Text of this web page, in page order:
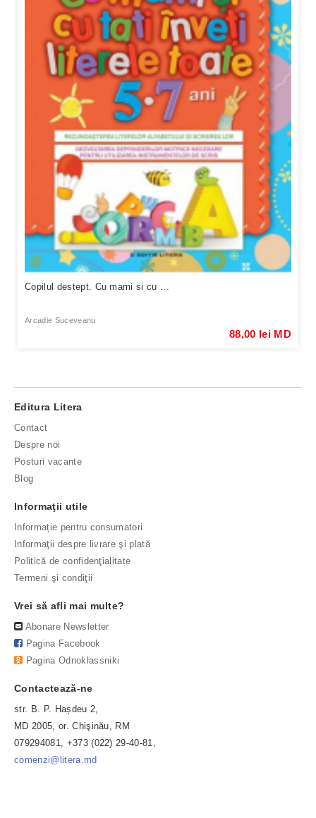
Copilul destept. Cu mami si cu ...
Arcadie Suceveanu
88,00 lei MD
Editura Litera
Contact
Despre noi
Posturi vacante
Blog
Informaţii utile
Informație pentru consumatori
Informaţii despre livrare şi plată
Politică de confidenţialitate
Termeni şi condiţii
Vrei să afli mai multe?
Abonare Newsletter
Pagina Facebook
Pagina Odnoklassniki
Contactează-ne
str. B. P. Hașdeu 2,
MD 2005, or. Chişinău, RM
079294081, +373 (022) 29-40-81,
comenzi@litera.md